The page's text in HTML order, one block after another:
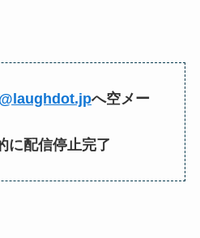
へ空メー
に配信停止完了